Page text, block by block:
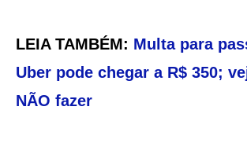
LEIA TAMBÉM: Multa para
Uber pode chegar a R$ 350;
NÃO fazer